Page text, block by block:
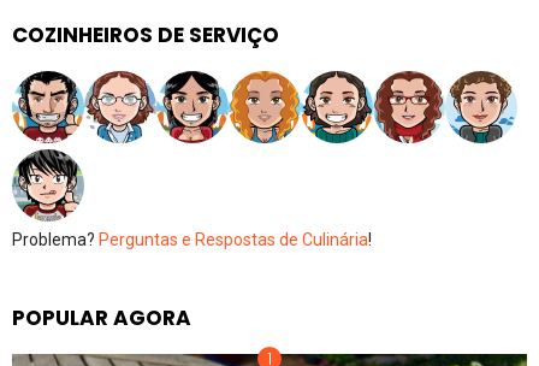
COZINHEIROS DE SERVIÇO
Problema? Perguntas e Respostas de Culinária!
POPULAR AGORA